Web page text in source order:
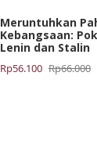
Meruntuhkan
Kebangsaan:
Lenin dan Stalin
Rp66.000
Harga
Rp56.100
Harga